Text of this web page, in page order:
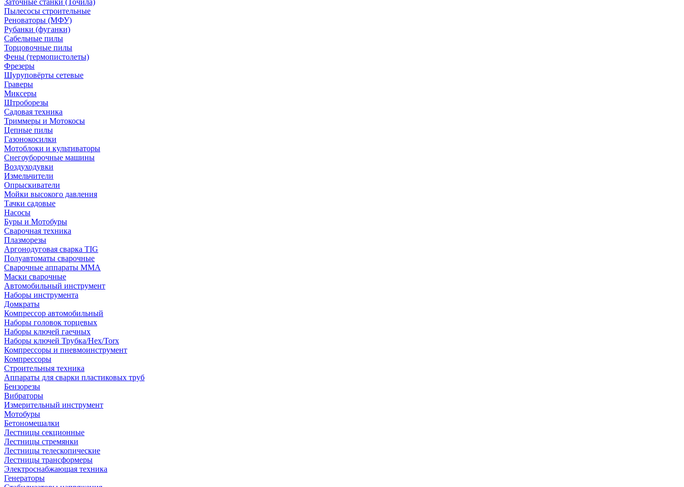
Заточные станки (Точила)
Пылесосы строительные
Реноваторы (МФУ)
Рубанки (фуганки)
Сабельные пилы
Торцовочные пилы
Фены (термопистолеты)
Фрезеры
Шуруповёрты сетевые
Граверы
Миксеры
Штроборезы
Садовая техника
Триммеры и Мотокосы
Цепные пилы
Газонокосилки
Мотоблоки и культиваторы
Снегоуборочные машины
Воздуходувки
Измельчители
Опрыскиватели
Мойки высокого давления
Тачки садовые
Насосы
Буры и Мотобуры
Сварочная техника
Плазморезы
Аргонодуговая сварка TIG
Полуавтоматы сварочные
Сварочные аппараты ММА
Маски сварочные
Автомобильный инструмент
Наборы инструмента
Домкраты
Компрессор автомобильный
Наборы головок торцевых
Наборы ключей гаечных
Наборы ключей Трубка/Hex/Torx
Компрессоры и пневмоинструмент
Компрессоры
Строительныя техника
Аппараты для сварки пластиковых труб
Бензорезы
Вибраторы
Измерительный инструмент
Мотобуры
Бетономешалки
Лестницы секционные
Лестницы стремянки
Лестницы телескопические
Лестницы трансформеры
Электроснабжающая техника
Генераторы